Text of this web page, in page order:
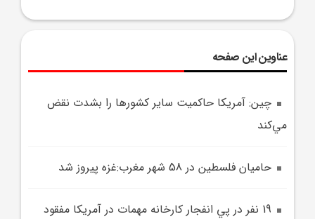
عناوین این صفحه
چين: آمريکا حاکميت ساير کشورها را بشدت نقض
مي‌کند
حاميان فلسطين در 58 شهر مغرب:غزه پيروز شد
19 نفر در پي انفجار کارخانه مهمات در آمريکا مفقود